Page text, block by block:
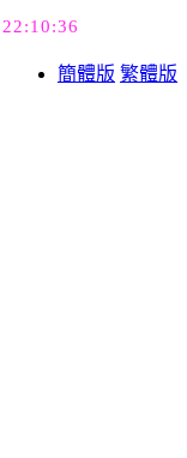
22:10:37
簡體版 繁體版